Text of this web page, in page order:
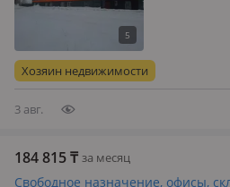
потолки
целиком
Хозяин недвижимости
3 авг.
184 815₸ за месяц
Свободное назначение, офисы,